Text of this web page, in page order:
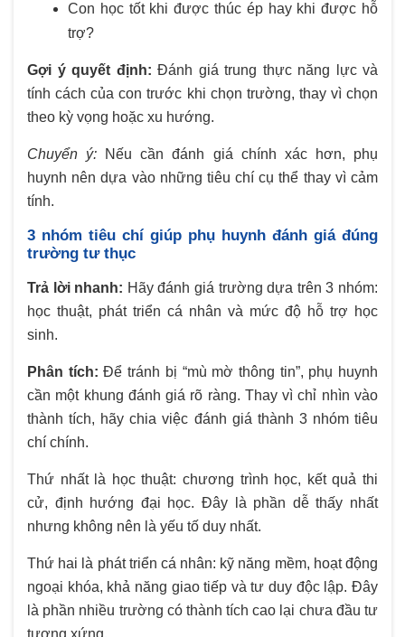
Con học tốt khi được thúc ép hay khi được hỗ
trợ?
Gợi ý quyết định: Đánh giá trung thực năng lực và
tính cách của con trước khi chọn trường, thay vì chọn
theo kỳ vọng hoặc xu hướng.
Chuyển ý: Nếu cần đánh giá chính xác hơn, phụ
huynh nên dựa vào những tiêu chí cụ thể thay vì cảm
tính.
3 nhóm tiêu chí giúp phụ huynh đánh giá đúng
trường tư thục
Trả lời nhanh: Hãy đánh giá trường dựa trên 3 nhóm:
học thuật, phát triển cá nhân và mức độ hỗ trợ học
sinh.
Phân tích: Để tránh bị “mù mờ thông tin”, phụ huynh
cần một khung đánh giá rõ ràng. Thay vì chỉ nhìn vào
thành tích, hãy chia việc đánh giá thành 3 nhóm tiêu
chí chính.
Thứ nhất là học thuật: chương trình học, kết quả thi
cử, định hướng đại học. Đây là phần dễ thấy nhất
nhưng không nên là yếu tố duy nhất.
Thứ hai là phát triển cá nhân: kỹ năng mềm, hoạt động
ngoại khóa, khả năng giao tiếp và tư duy độc lập. Đây
là phần nhiều trường có thành tích cao lại chưa đầu tư
tương xứng.